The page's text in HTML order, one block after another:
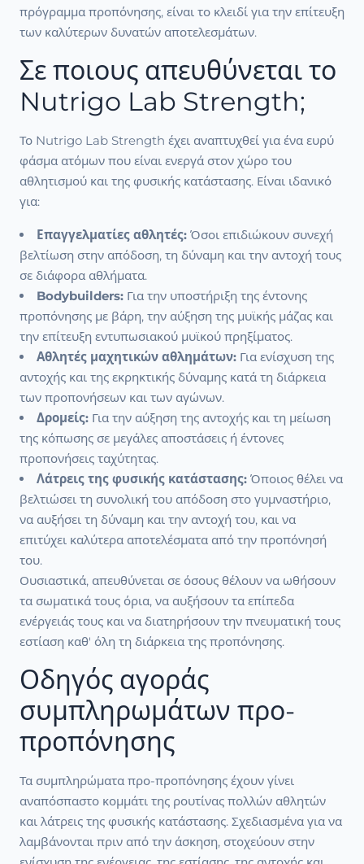
πρόγραμμα προπόνησης, είναι το κλειδί για την επίτευξη
των καλύτερων δυνατών αποτελεσμάτων.
Σε ποιους απευθύνεται το
Nutrigo Lab Strength;
Το Nutrigo Lab Strength έχει αναπτυχθεί για ένα ευρύ
φάσμα ατόμων που είναι ενεργά στον χώρο του
αθλητισμού και της φυσικής κατάστασης. Είναι ιδανικό
για:
Επαγγελματίες αθλητές: Όσοι επιδιώκουν συνεχή
βελτίωση στην απόδοση, τη δύναμη και την αντοχή τους
σε διάφορα αθλήματα.
Bodybuilders: Για την υποστήριξη της έντονης
προπόνησης με βάρη, την αύξηση της μυϊκής μάζας και
την επίτευξη εντυπωσιακού μυϊκού πρηξίματος.
Αθλητές μαχητικών αθλημάτων: Για ενίσχυση της
αντοχής και της εκρηκτικής δύναμης κατά τη διάρκεια
των προπονήσεων και των αγώνων.
Δρομείς: Για την αύξηση της αντοχής και τη μείωση
της κόπωσης σε μεγάλες αποστάσεις ή έντονες
προπονήσεις ταχύτητας.
Λάτρεις της φυσικής κατάστασης: Όποιος θέλει να
βελτιώσει τη συνολική του απόδοση στο γυμναστήριο,
να αυξήσει τη δύναμη και την αντοχή του, και να
επιτύχει καλύτερα αποτελέσματα από την προπόνησή
του.
Ουσιαστικά, απευθύνεται σε όσους θέλουν να ωθήσουν
τα σωματικά τους όρια, να αυξήσουν τα επίπεδα
ενέργειάς τους και να διατηρήσουν την πνευματική τους
εστίαση καθ' όλη τη διάρκεια της προπόνησης.
Οδηγός αγοράς
συμπληρωμάτων προ-
προπόνησης
Τα συμπληρώματα προ-προπόνησης έχουν γίνει
αναπόσπαστο κομμάτι της ρουτίνας πολλών αθλητών
και λάτρεις της φυσικής κατάστασης. Σχεδιασμένα για να
λαμβάνονται πριν από την άσκηση, στοχεύουν στην